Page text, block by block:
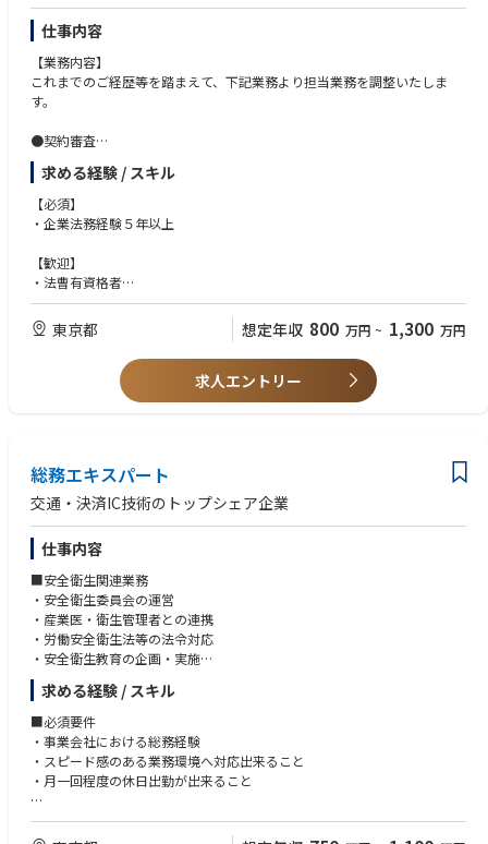
■ITシステム管理
社内ITシステムや情報セキュリティの管理など
■その他
庶務業務全般、反社チェック対応、商業登記対応、自部門の予算作成・管
理など
仕事内容
【業務内容】
これまでのご経歴等を踏まえて、下記業務より担当業務を調整いたしま
す。
●契約審査
・定期建物賃貸借契約・NDA・各種業務委託契約・ライセンス契約・シス
テム開発関連契約など契約全般
・M&A関連では、外部の法律事務所を起用するため、ゼロベースのドラフ
トは不要
基づく雛形管理
・英文契約は、1~2割程度。
●知財関連業務
・商品関連のネーミングの商標簡易調査から顧問弁理士への出願に係る相
・商品のデザインの法的リスクの検討（不競法上の「形態模倣」の該否）
評価も含む
・株主総会事務局…関連部署に声掛けした上でのスケジュール立案から事
業報告の作成、想定問答の作成、当日運営から議事録作成、登記申請ま
で。優待に関する業務も担当
・コーポレートガバナンス委員会事務局…不定期開催する同委員会の議案
検討、運営（※実態は取締役会の中で開催）の他、コーポレートガバナン
ス・コード対応全般
●規程管理/稟議事務局/押印業務
・電子稟議の受付から各種相談の対応まで
・代表取締役印、社印の押印取り纏め（押印準備）
・不競法上の「形態模倣」に関する対応（訴訟含む。）
●その他法務全般
・各種法律相談（景表法、知財関連法、個人情報保護法、古物営業法な
ど。）
・下請法の遵守環境の維持・構築
求める経験 / スキル
【必須】
・企業法務経験５年以上
【歓迎】
・法曹有資格者
・マネジメント経験
※ご入社後、これまでのご経歴等を踏まえて担当業務を調整いたしますの
で、「仕事内容」に記載の業務全てのご経験は求めません。
※●契約審査のご経験と●商事法務のご経験は重視しています。
東京都 想定年収 800 万円 ~ 1,300 万円
求人エントリー
総務エキスパート
交通・決済IC技術のトップシェア企業
仕事内容
■安全衛生関連業務
・安全衛生委員会の運営
・産業医・衛生管理者との連携
・労働安全衛生法等の法令対応
・安全衛生教育の企画・実施
・労働災害発生時の対応・再発防止活動 など
■防火・防災業務
・防災訓練の企画・運営
・BCP・災害対策の推進
・防災備蓄品の管理
・消防設備点検対応 など
■総務業務全般
求める経験 / スキル
■必須要件
・事業会社における総務経験
・スピード感のある業務環境へ対応出来ること
・月一回程度の休日出勤が出来ること
■歓迎要件
・安全衛生委員会事務局経験